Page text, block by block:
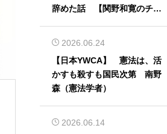
辞めた話 【関野和寛のチャ
2026.06.24
【日本YWCA】 憲法は、活
かすも殺すも国民次第 南野
森（憲法学者）
2026.06.14